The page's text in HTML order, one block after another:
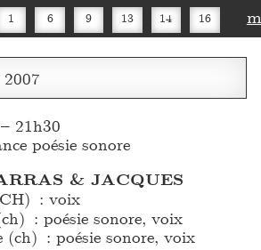
1 6 9 13 14 16
27 30
2007
21h30
poésie sonore
& JACQUES
: voix
: poésie sonore, voix
(ch) : poésie sonore, voix